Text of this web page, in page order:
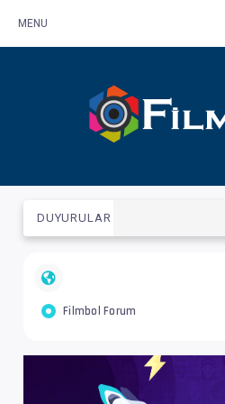
MENU
DUYURULAR
Filmbol Forum